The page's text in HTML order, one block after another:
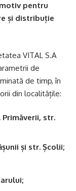
pentru
și distribuție
VITAL S.A
de
de timp, în
din localitățile:
str.
și str. Școlii;